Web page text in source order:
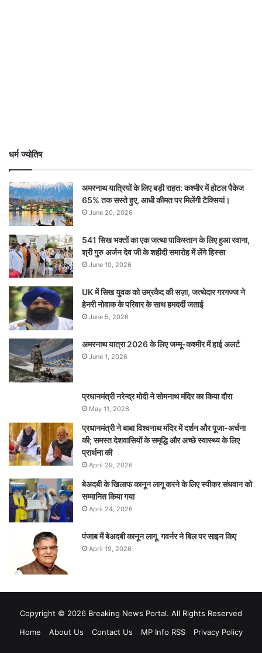
धर्म ज्योतिष
अमरनाथ यात्रियों के लिए बड़ी राहत: कश्मीर में होटल पैकेज
65% तक सस्ते हुए, आधी कीमत पर मिलेंगी टैक्सियां।
June 20, 2026
541 सिख भक्तों का एक जत्था पाकिस्तान के लिए हुआ रवाना,
श्री गुरु अर्जन देव जी के शहीदी समारोह में लेंगे हिस्सा
June 10, 2026
UK में सिख युवक को उम्रकैद की सज़ा, जत्थेदार गरगज्ज ने
हेनरी नोवाक के परिवार के साथ हमदर्दी जताई
June 5, 2026
अमरनाथ यात्रा 2026 के लिए जम्मू-कश्मीर में हाई अलर्ट
June 1, 2026
प्रधानमंत्री नरेन्‍द्र मोदी ने सोमनाथ मंदिर का किया दौरा
May 11, 2026
प्रधानमंत्री ने बाबा विश्वनाथ मंदिर में दर्शन और पूजा-अर्चना
की; समस्‍त देशवासियों के समृद्धि और अच्छे स्वास्थ्य के लिए
प्रार्थना की
April 29, 2026
बेअदबी के खिलाफ कानून लागू करने के लिए स्पीकर संधवान को
सम्मानित किया गया
April 24, 2026
पंजाब में बेअदबी कानून लागू, गवर्नर ने बिल पर साइन किए
April 19, 2026
Copyright © 2026 Breaking News Portal. All Rights Reserved
Home
About Us Contact Us MP Info RSS Privacy Policy